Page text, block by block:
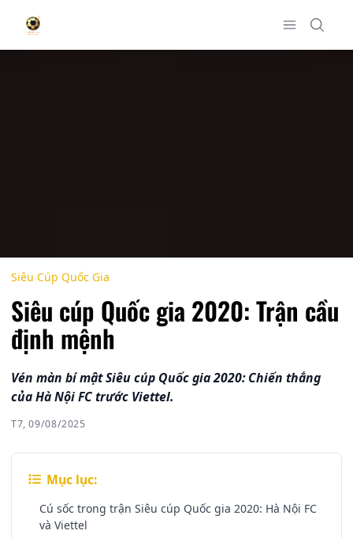
Siêu Cúp Quốc Gia
Siêu cúp Quốc gia 2020: Trận cầu
định mệnh
Vén màn bí mật Siêu cúp Quốc gia 2020: Chiến thắng
của Hà Nội FC trước Viettel.
T7, 09/08/2025
Mục lục:
Cú sốc trong trận Siêu cúp Quốc gia 2020: Hà Nội FC
và Viettel